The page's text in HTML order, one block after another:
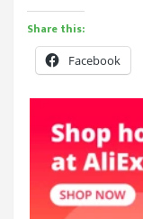
Share this:
Facebook